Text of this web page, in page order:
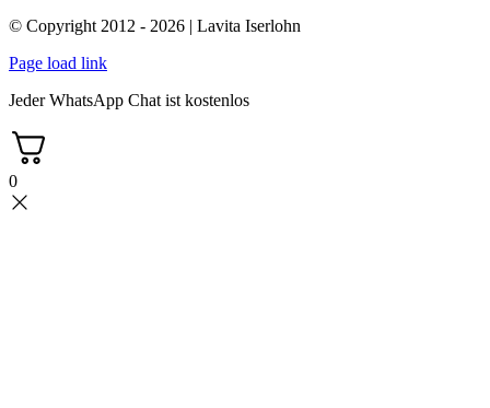
© Copyright 2012 - 2026 | Lavita Iserlohn
Page load link
Jeder WhatsApp Chat ist kostenlos
0